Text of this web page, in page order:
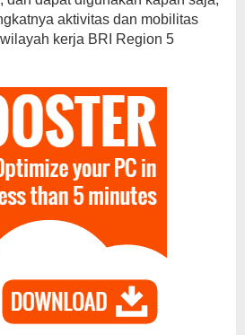
aktivitas dan mobilitas
kerja BRI Region 5